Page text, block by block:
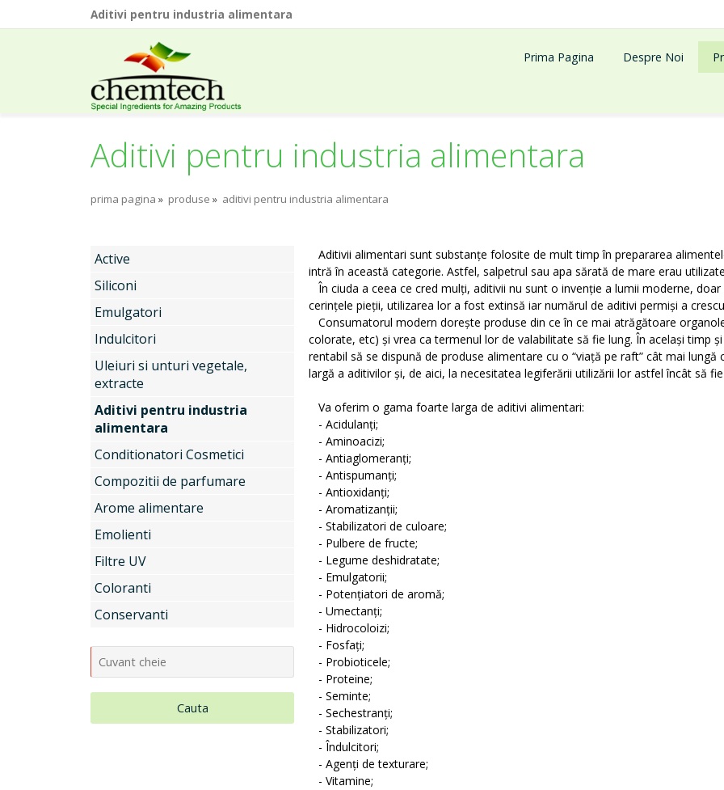
Aditivi pentru industria alimentara
Prima Pagina Despre Noi
Aditivi pentru industria alimentara
prima pagina » produse » aditivi pentru industria alimentara
Active
Siliconi
Emulgatori
Indulcitori
Uleiuri si unturi vegetale,
extracte
Aditivi pentru industria
alimentara
Conditionatori Cosmetici
Compozitii de parfumare
Arome alimentare
Emolienti
Filtre UV
Coloranti
Conservanti
Cauta
Aditivii alimentari sunt substanțe folosite de mult timp în prepararea
intră în această categorie. Astfel, salpetrul sau apa sărată de mare erau
În ciuda a ceea ce cred mulți, aditivii nu sunt o invenție a lumii moderne, doar
cerințele pieții, utilizarea lor a fost extinsă iar numărul de aditivi permiși a
Consumatorul modern dorește produse din ce în ce mai atrăgătoare
colorate, etc) și vrea ca termenul lor de valabilitate să fie lung. În același timp
rentabil să se dispună de produse alimentare cu o “viață pe raft” cât mai
largă a aditivilor și, de aici, la necesitatea legiferării utilizării lor astfel încât să
Va oferim o gama foarte larga de aditivi alimentari:
- Acidulanți;
- Aminoacizi;
- Antiaglomeranți;
- Antispumanți;
- Antioxidanți;
- Aromatizanții;
- Stabilizatori de culoare;
- Pulbere de fructe;
- Legume deshidratate;
- Emulgatorii;
- Potențiatori de aromă;
- Umectanți;
- Hidrocoloizi;
- Fosfați;
- Probioticele;
- Proteine;
- Seminte;
- Sechestranți;
- Stabilizatori;
- Îndulcitori;
- Agenţi de texturare;
- Vitamine;